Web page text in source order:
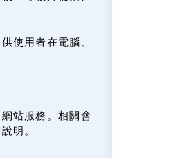
使用者在電腦、
站服務。相關會
明。